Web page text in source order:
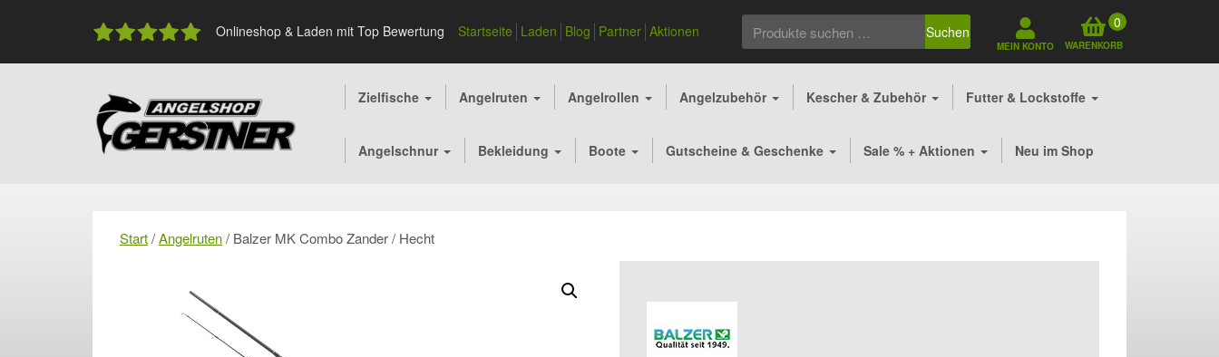
Onlineshop & Laden mit Top Bewertung Startseite Laden Blog Partner Aktionen
nach:
Suchen
MEIN KONTO
0
WARENKORB
Zielfische Angelruten Angelrollen Angelzubehör Kescher & Zubehör Futter & Lockstoffe
Angelschnur Bekleidung Boote Gutscheine & Geschenke Sale % + Aktionen Neu im Shop
Start/Angelruten/ Balzer MK Combo Zander / Hecht